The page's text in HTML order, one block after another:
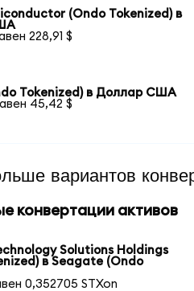
(Ondo Tokenized) в
228,91 $
Tokenized) в Доллар США
45,42 $
вариантов
конвертации активов
Solutions Holdings
в Seagate (Ondo
0,352705 STXon